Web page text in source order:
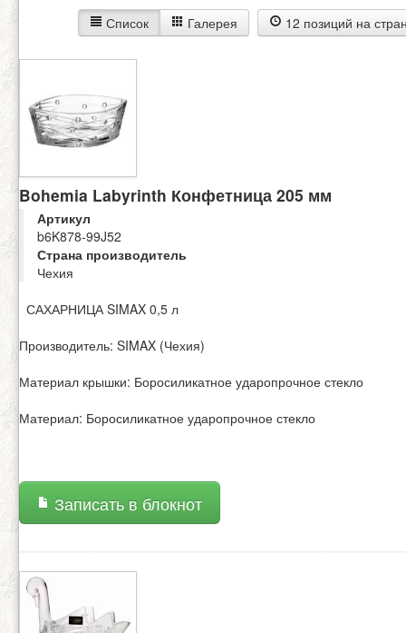
Список Галерея 12 позиций на
Bohemia Labyrinth Конфетница 205 мм
Артикул
b6K878-99J52
Страна производитель
Чехия
САХАРНИЦА SIMAX 0,5 л
Производитель: SIMAX (Чехия)
Материал крышки: Боросиликатное ударопрочное стекло
Материал: Боросиликатное ударопрочное стекло
Записать в блокнот